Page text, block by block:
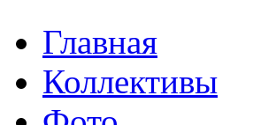
Главная
Коллективы